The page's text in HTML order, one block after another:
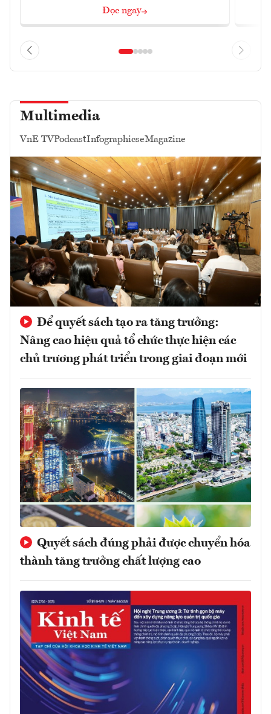
Đọc ngay
Multimedia
VnE TVPodcastInfographicseMagazine
Để quyết sách tạo ra tăng trưởng:
Nâng cao hiệu quả tổ chức thực hiện các
chủ trương phát triển trong giai đoạn mới
Quyết sách đúng phải được chuyển hóa
thành tăng trưởng chất lượng cao